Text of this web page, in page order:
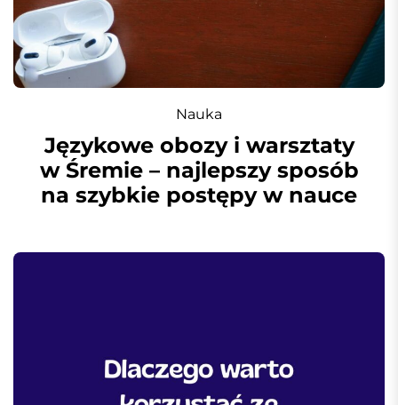
Nauka
Językowe obozy i warsztaty
w Śremie – najlepszy sposób
na szybkie postępy w nauce